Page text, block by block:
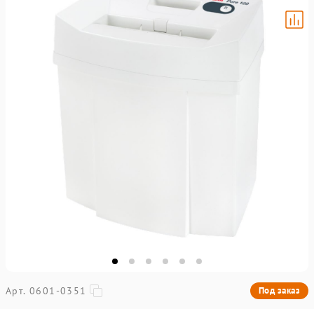
Арт. 0601-0351 Под заказ